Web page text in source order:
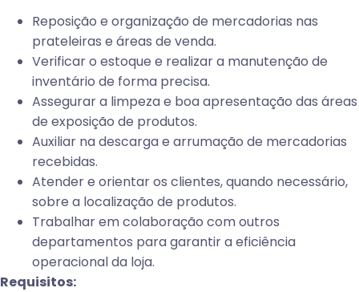
Reposição e organização de mercadorias nas
prateleiras e áreas de venda.
Verificar o estoque e realizar a manutenção de
inventário de forma precisa.
Assegurar a limpeza e boa apresentação das áreas
de exposição de produtos.
Auxiliar na descarga e arrumação de mercadorias
recebidas.
Atender e orientar os clientes, quando necessário,
sobre a localização de produtos.
Trabalhar em colaboração com outros
departamentos para garantir a eficiência
operacional da loja.
Requisitos: